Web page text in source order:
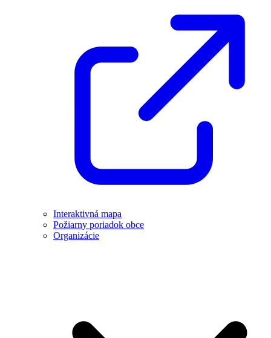
Interaktivná mapa
Požiarny poriadok obce
Organizácie